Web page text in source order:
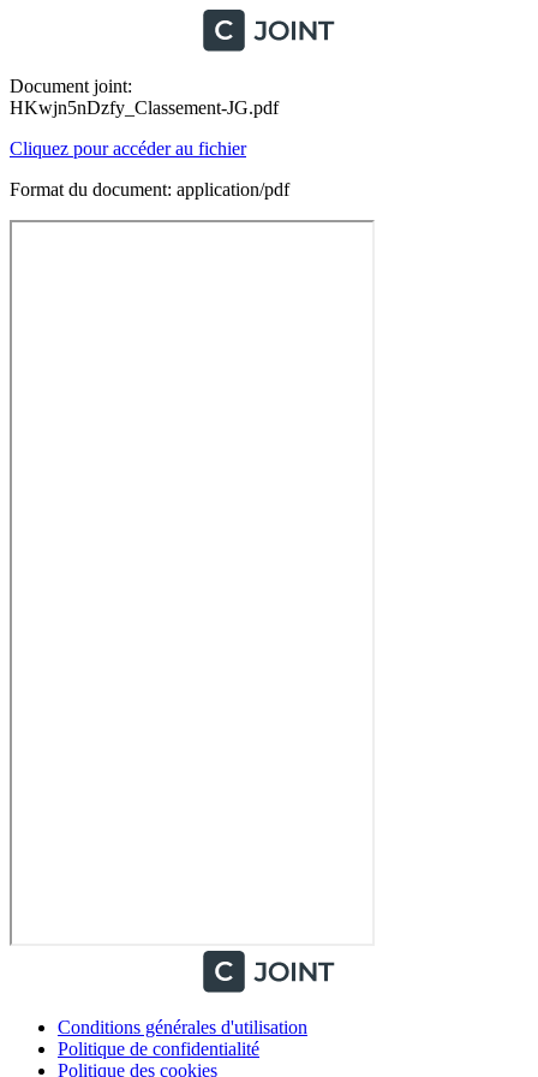
Document joint:
HKwjn5nDzfy_Classement-JG.pdf
Cliquez pour accéder au fichier
Format du document: application/pdf
Conditions générales d'utilisation
Politique de confidentialité
Politique des cookies